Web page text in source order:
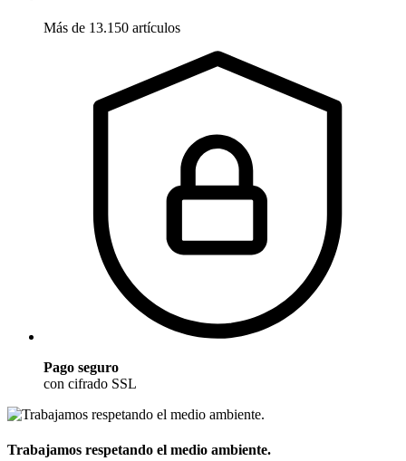
Más de 13.150 artículos
Pago seguro
con cifrado SSL
Trabajamos respetando el medio ambiente.